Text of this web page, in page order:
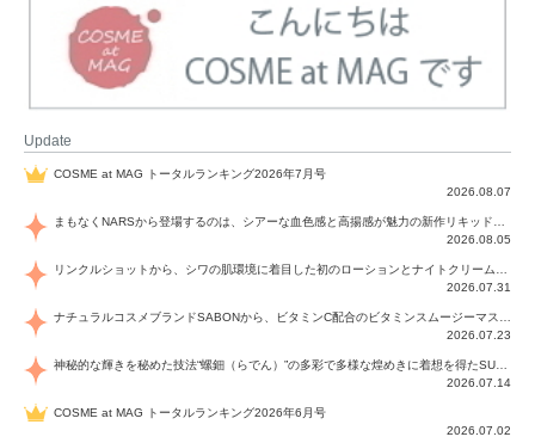
Update
COSME at MAG トータルランキング2026年7月号
2026.08.07
2026.08.05
2026.07.31
2026.07.23
2026.07.14
COSME at MAG トータルランキング2026年6月号
2026.07.02